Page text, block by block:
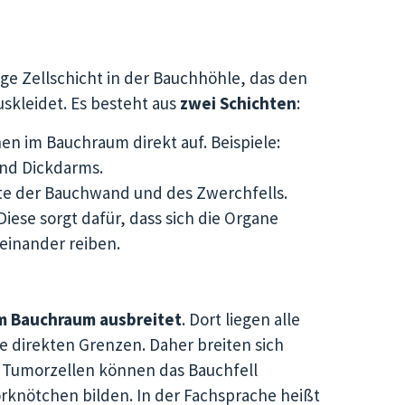
Zellschicht in der Bauchhöhle, das den
Es besteht aus zwei Schichten:
im Bauchraum direkt auf. Beispiele:
Dickdarms.
der Bauchwand und des Zwerchfells.
sorgt dafür, dass sich die Organe
reiben.
Bauchraum ausbreitet. Dort liegen alle
direkten Grenzen. Daher breiten sich
können das Bauchfell
bilden. In der Fachsprache heißt